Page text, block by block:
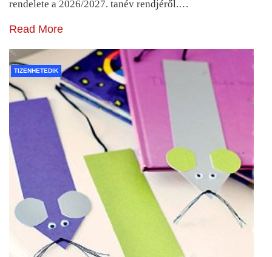
rendelete a 2026/2027. tanév rendjéről.…
Read More
TIZENHETEDIK